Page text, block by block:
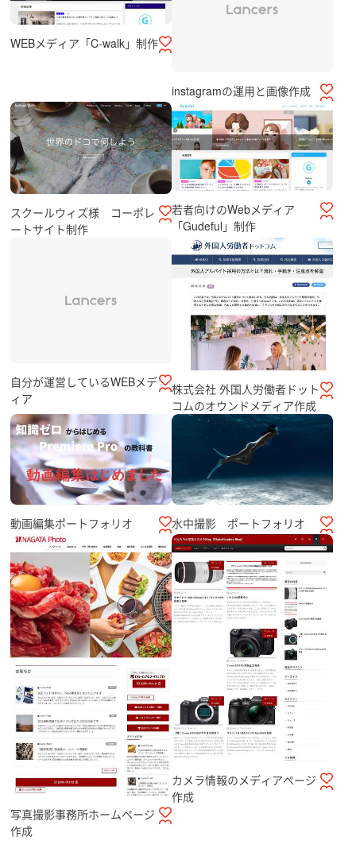
WEBメディア「C-walk」制作
instagramの運用と画像作成
スクールウィズ様 コーポレ
ートサイト制作
若者向けのWebメディア
「Gudeful」制作
自分が運営しているWEBメデ
ィア
株式会社 外国人労働者ドット
コムのオウンドメディア作成
動画編集ポートフォリオ 水中撮影 ポートフォリオ
写真撮影事務所ホームページ
作成
カメラ情報のメディアページ
作成